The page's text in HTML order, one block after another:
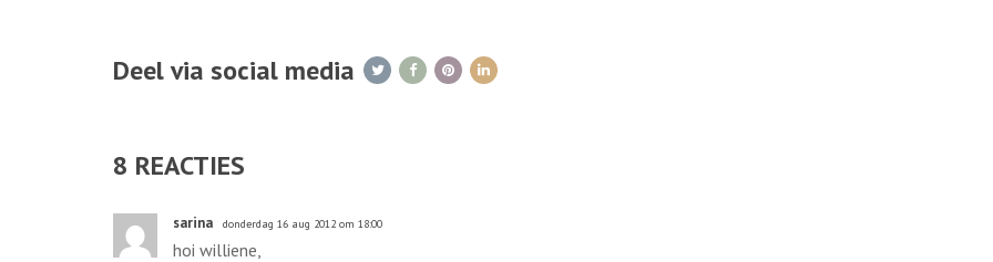
Deel via social media
8 REACTIES
sarina donderdag 16 aug 2012 om 18:00
hoi williene,